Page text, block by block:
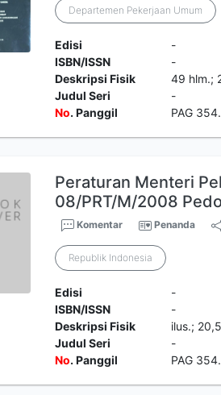
Departemen Pekerjaan Umum
Edisi
-
ISBN/ISSN
-
Deskripsi Fisik
49 hlm.;
Judul Seri
-
No. Panggil PAG
Peraturan Menteri
08/PRT/M/2008
Komentar Penanda
Republik Indonesia
Edisi
-
ISBN/ISSN
-
Deskripsi Fisik
ilus.;
Judul Seri
-
No. Panggil PAG